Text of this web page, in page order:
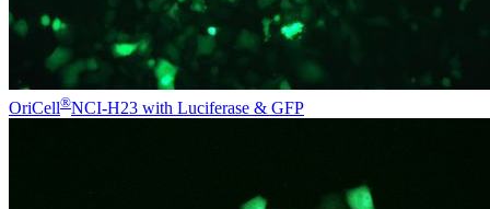
OriCell®NCI-H23 with Luciferase & GFP